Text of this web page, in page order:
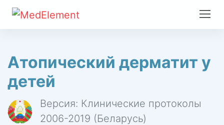
Атопический дерматит у
детей
Версия: Клинические протоколы
2006-2019 (Беларусь)